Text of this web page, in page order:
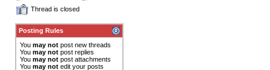
Thread is closed
Posting Rules
You may not post new threads
You may not post replies
You may not post attachments
You may not edit your posts